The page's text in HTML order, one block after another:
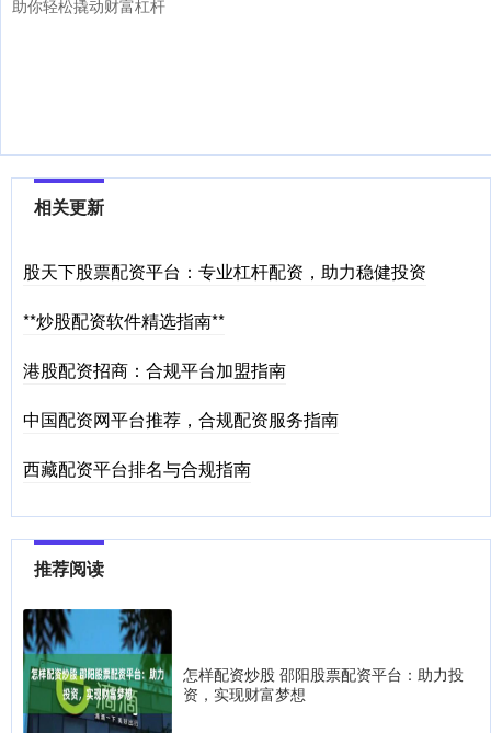
助你轻松撬动财富杠杆
相关更新
股天下股票配资平台：专业杠杆配资，助力稳健投资
**炒股配资软件精选指南**
港股配资招商：合规平台加盟指南
中国配资网平台推荐，合规配资服务指南
西藏配资平台排名与合规指南
推荐阅读
怎样配资炒股 邵阳股票配资平台：助力投
资，实现财富梦想